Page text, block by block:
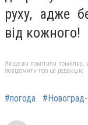
руху, адже
від кожного!
Якщо ви помітили помилку,
повідомити про це редакцію
#погода